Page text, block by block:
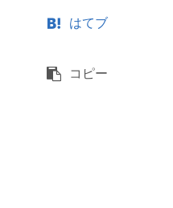
はてブ
コピー